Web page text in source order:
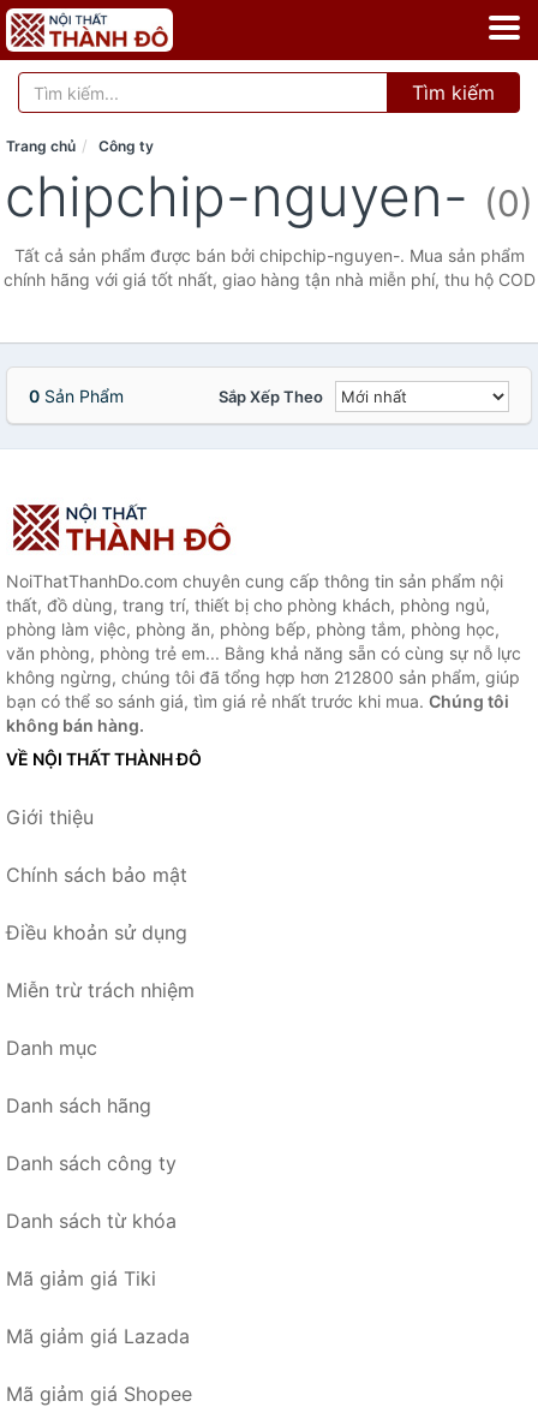
Tìm kiếm
Trang chủ Công ty
chipchip-nguyen- (0)
Tất cả sản phẩm được bán bởi chipchip-nguyen-. Mua sản phẩm
chính hãng với giá tốt nhất, giao hàng tận nhà miễn phí, thu hộ COD
0 Sản Phẩm Sắp Xếp Theo
NoiThatThanhDo.com chuyên cung cấp thông tin sản phẩm nội
thất, đồ dùng, trang trí, thiết bị cho phòng khách, phòng ngủ,
phòng làm việc, phòng ăn, phòng bếp, phòng tắm, phòng học,
văn phòng, phòng trẻ em... Bằng khả năng sẵn có cùng sự nỗ lực
không ngừng, chúng tôi đã tổng hợp hơn 212800 sản phẩm, giúp
bạn có thể so sánh giá, tìm giá rẻ nhất trước khi mua. Chúng tôi
không bán hàng.
VỀ NỘI THẤT THÀNH ĐÔ
Giới thiệu
Chính sách bảo mật
Điều khoản sử dụng
Miễn trừ trách nhiệm
Danh mục
Danh sách hãng
Danh sách công ty
Danh sách từ khóa
Mã giảm giá Tiki
Mã giảm giá Lazada
Mã giảm giá Shopee